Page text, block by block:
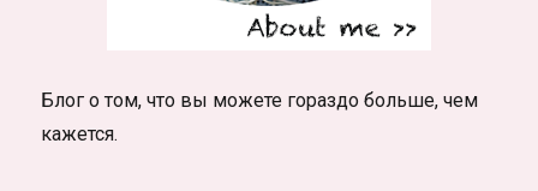
Блог о том, что вы можете гораздо больше, чем
кажется.